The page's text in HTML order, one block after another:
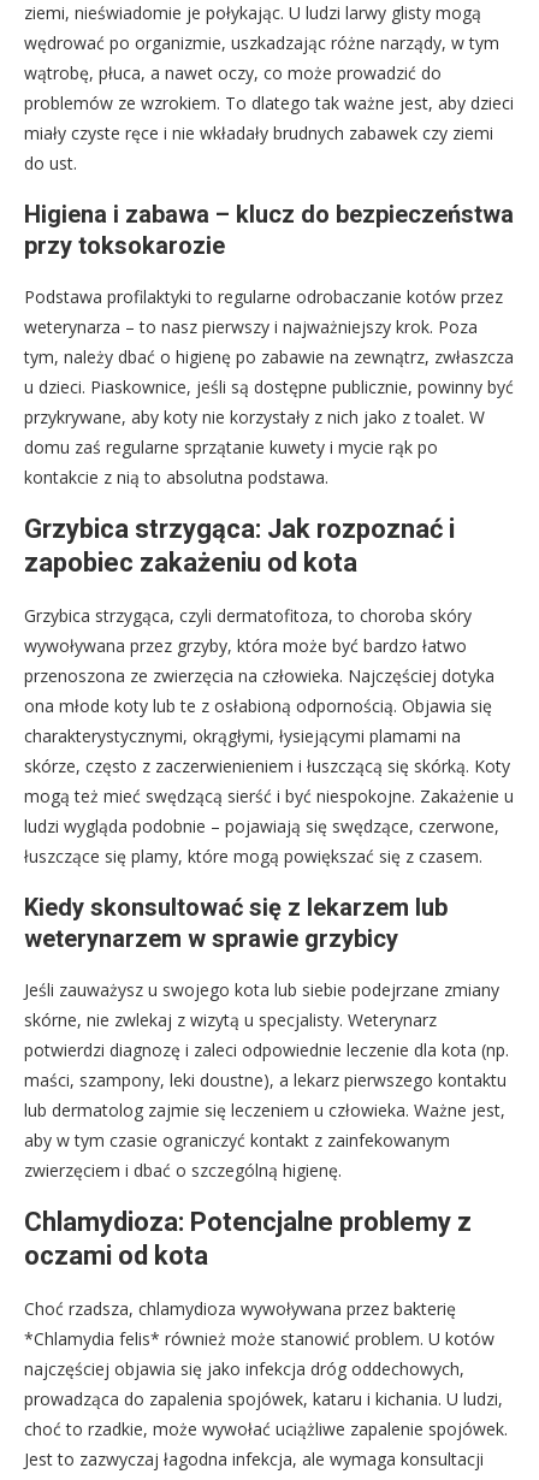
ziemi, nieświadomie je połykając. U ludzi larwy glisty mogą
wędrować po organizmie, uszkadzając różne narządy, w tym
wątrobę, płuca, a nawet oczy, co może prowadzić do
problemów ze wzrokiem. To dlatego tak ważne jest, aby dzieci
miały czyste ręce i nie wkładały brudnych zabawek czy ziemi
do ust.
Higiena i zabawa – klucz do bezpieczeństwa
przy toksokarozie
Podstawa profilaktyki to regularne odrobaczanie kotów przez
weterynarza – to nasz pierwszy i najważniejszy krok. Poza
tym, należy dbać o higienę po zabawie na zewnątrz, zwłaszcza
u dzieci. Piaskownice, jeśli są dostępne publicznie, powinny być
przykrywane, aby koty nie korzystały z nich jako z toalet. W
domu zaś regularne sprzątanie kuwety i mycie rąk po
kontakcie z nią to absolutna podstawa.
Grzybica strzygąca: Jak rozpoznać i
zapobiec zakażeniu od kota
Grzybica strzygąca, czyli dermatofitoza, to choroba skóry
wywoływana przez grzyby, która może być bardzo łatwo
przenoszona ze zwierzęcia na człowieka. Najczęściej dotyka
ona młode koty lub te z osłabioną odpornością. Objawia się
charakterystycznymi, okrągłymi, łysiejącymi plamami na
skórze, często z zaczerwienieniem i łuszczącą się skórką. Koty
mogą też mieć swędzącą sierść i być niespokojne. Zakażenie u
ludzi wygląda podobnie – pojawiają się swędzące, czerwone,
łuszczące się plamy, które mogą powiększać się z czasem.
Kiedy skonsultować się z lekarzem lub
weterynarzem w sprawie grzybicy
Jeśli zauważysz u swojego kota lub siebie podejrzane zmiany
skórne, nie zwlekaj z wizytą u specjalisty. Weterynarz
potwierdzi diagnozę i zaleci odpowiednie leczenie dla kota (np.
maści, szampony, leki doustne), a lekarz pierwszego kontaktu
lub dermatolog zajmie się leczeniem u człowieka. Ważne jest,
aby w tym czasie ograniczyć kontakt z zainfekowanym
zwierzęciem i dbać o szczególną higienę.
Chlamydioza: Potencjalne problemy z
oczami od kota
Choć rzadsza, chlamydioza wywoływana przez bakterię
*Chlamydia felis* również może stanowić problem. U kotów
najczęściej objawia się jako infekcja dróg oddechowych,
prowadząca do zapalenia spojówek, kataru i kichania. U ludzi,
choć to rzadkie, może wywołać uciążliwe zapalenie spojówek.
Jest to zazwyczaj łagodna infekcja, ale wymaga konsultacji